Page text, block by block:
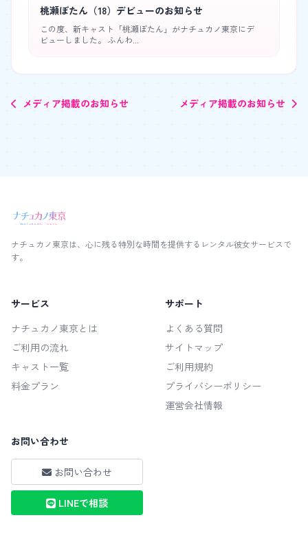
桃瀬ぼたん（18）デビューのお知らせ
この度、新キャスト「桃瀬ぼたん」がナチュカノ東京にデ
ビューしました。 ふんわ...
メディア掲載のお知らせ メディア掲載のお知らせ
ナチュカノ東京は、心に残る特別な時間を提供するレンタル彼女サービスで
す。
サービス
ナチュカノ東京とは
ご利用の流れ
キャスト一覧
料金プラン
サポート
よくある質問
サイトマップ
ご利用規約
プライバシーポリシー
運営会社情報
お問い合わせ
お問い合わせ
LINEで相談